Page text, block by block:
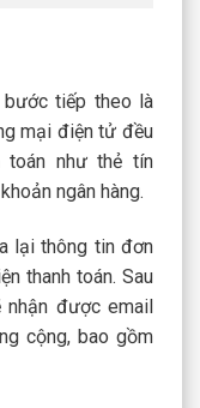
tiếp theo là
mại điện tử đều
toán như thẻ tín
ngân hàng.
lại thông tin đơn
thanh toán. Sau
nhận được email
cộng, bao gồm